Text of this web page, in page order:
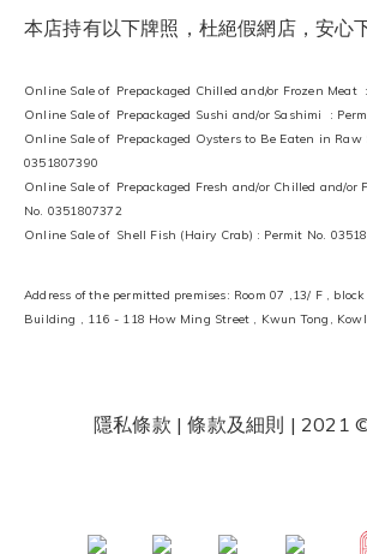
本店持有以下牌照，杜絕假網店，安心
Online Sale of Prepackaged Chilled and/or Frozen Meat
Online Sale of Prepackaged Sushi and/or Sashimi :
Online Sale of Prepackaged Oysters to Be Eaten in Raw
0351807390
Online Sale of Prepackaged Fresh and/or Chilled and/or
No. 0351807372
Online Sale of Shell Fish (Hairy Crab) : Permit No.
Address of the permitted premises: Room 07 ,13/ F ,
Building , 116 - 118 How Ming Street , Kwun Tong,
隱私條款 | 條款及細則 | 2021